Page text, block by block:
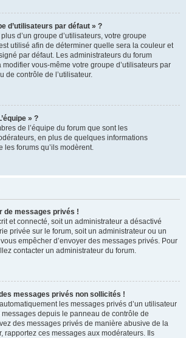
d’utilisateurs par défaut » ?
d’un groupe d’utilisateurs, votre groupe
utilisé afin de déterminer quelle sera la couleur et
par défaut. Les administrateurs du forum
vous-même votre groupe d’utilisateurs par
de contrôle de l’utilisateur.
» ?
de l’équipe du forum que sont les
en plus de quelques informations
les forums qu’ils modèrent.
de messages privés !
et connecté, soit un administrateur a désactivé
privée sur le forum, soit un administrateur ou un
empêcher d’envoyer des messages privés. Pour
contacter un administrateur du forum.
messages privés non sollicités !
les messages privés d’un utilisateur
depuis le panneau de contrôle de
des messages privés de manière abusive de la
rapportez ces messages aux modérateurs. Ils